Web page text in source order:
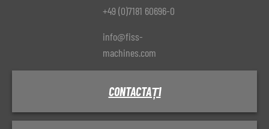
+49 (0)7181 60696-0
info@fiss-
machines.com
CONTACTAȚI